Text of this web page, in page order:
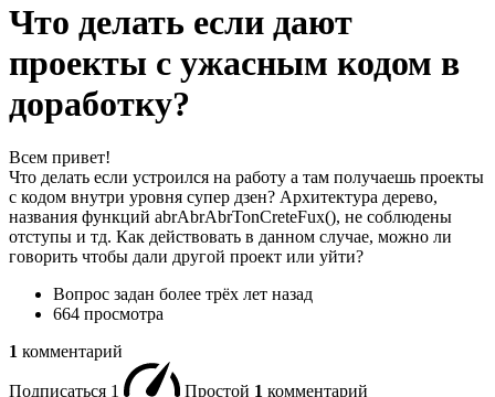
Что делать если дают
проекты с ужасным кодом в
доработку?
Всем привет!
Что делать если устроился на работу а там получаешь проекты
с кодом внутри уровня супер дзен? Архитектура дерево,
названия функций abrAbrAbrTonCreteFux(), не соблюдены
отступы и тд. Как действовать в данном случае, можно ли
говорить чтобы дали другой проект или уйти?
Вопрос задан более трёх лет назад
664 просмотра
1 комментарий
Подписаться 1 Простой 1 комментарий